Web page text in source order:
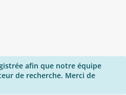
afin que notre équipe
de recherche. Merci de